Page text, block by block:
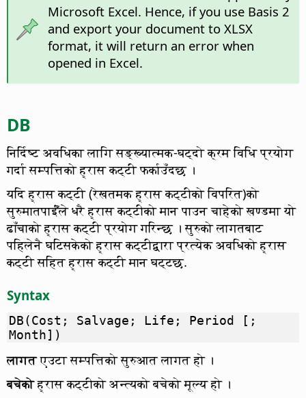
Microsoft Excel. Hence, if you use Basis 2
and export your document to XLSX
format, it will return an error when
opened in Excel.
DB
निर्दिष्ट अवधिका लागि सङ्ख्यात्मक-घट्दो क्रम विधि प्रयोग
गर्दा सम्पत्तिको ह्रास कट्टी फर्काउँदछ ।
यदि ह्रास कट्टी (रेखतमक ह्रास कट्टीको विपरित)को
सुरुमातपाईँंले धरै ह्रास कट्टीको मान पाउन चाहेको खण्डमा यो
ढाँचाको ह्रास कट्टी प्रयोग गरिन्छ । सुरुको लागतबाट
पहिलेनै घटिसकेको ह्रास कट्टीद्वारा प्रत्येक अवधिको ह्रास
कट्टी सहित ह्रास कट्टी मान घट्टछ.
Syntax
DB(Cost; Salvage; Life; Period [;
Month])
लागतएउटा सम्पत्तिको सुरुआत लागत हो ।
बचेकोह्रास कट्टीको अन्त्यको बचेको मूल्य हो ।